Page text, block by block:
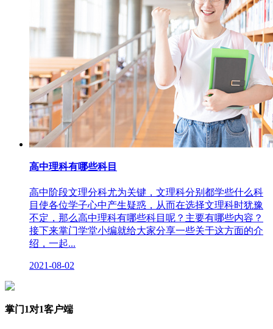
高中理科有哪些科目
高中阶段文理分科尤为关键，文理科分别都学些什么科
目使各位学子心中产生疑惑，从而在选择文理科时犹豫
不定，那么高中理科有哪些科目呢？主要有哪些内容？
接下来掌门学堂小编就给大家分享一些关于这方面的介
绍，一起...
2021-08-02
掌门1对1客户端